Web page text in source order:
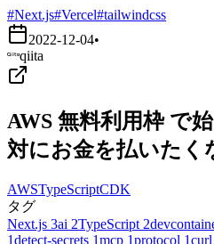
#Next.js#Vercel#tailwindcss
2022-12-04•
qiita
AWS 無料利用枠 で
対にお金を払いたく
AWSTypeScriptCDK
タグ
Next.js 3ai 2TypeScript 2
1detect-secrets 1mcp 1protocol 1curl